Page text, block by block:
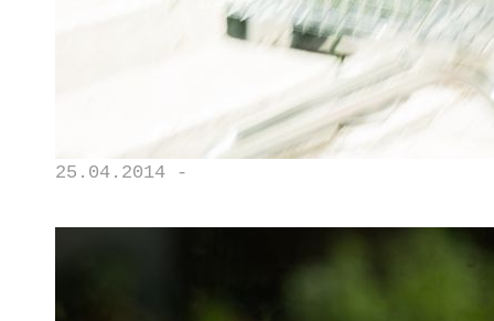
25.04.2014 -